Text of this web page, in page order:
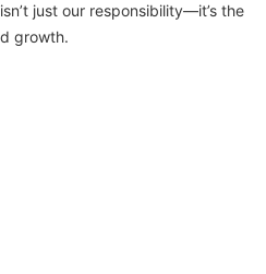
just our responsibility—it’s the
growth.